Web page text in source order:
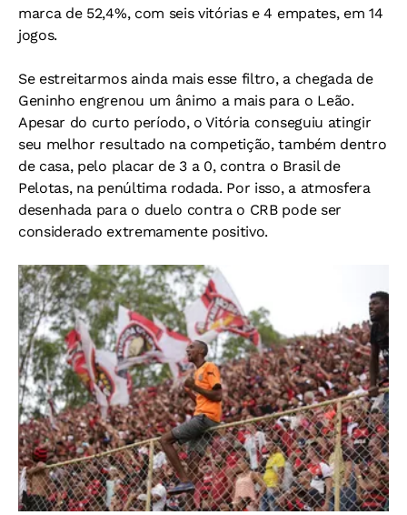
marca de 52,4%, com seis vitórias e 4 empates, em 14
jogos.
Se estreitarmos ainda mais esse filtro, a chegada de
Geninho engrenou um ânimo a mais para o Leão.
Apesar do curto período, o Vitória conseguiu atingir
seu melhor resultado na competição, também dentro
de casa, pelo placar de 3 a 0, contra o Brasil de
Pelotas, na penúltima rodada. Por isso, a atmosfera
desenhada para o duelo contra o CRB pode ser
considerado extremamente positivo.